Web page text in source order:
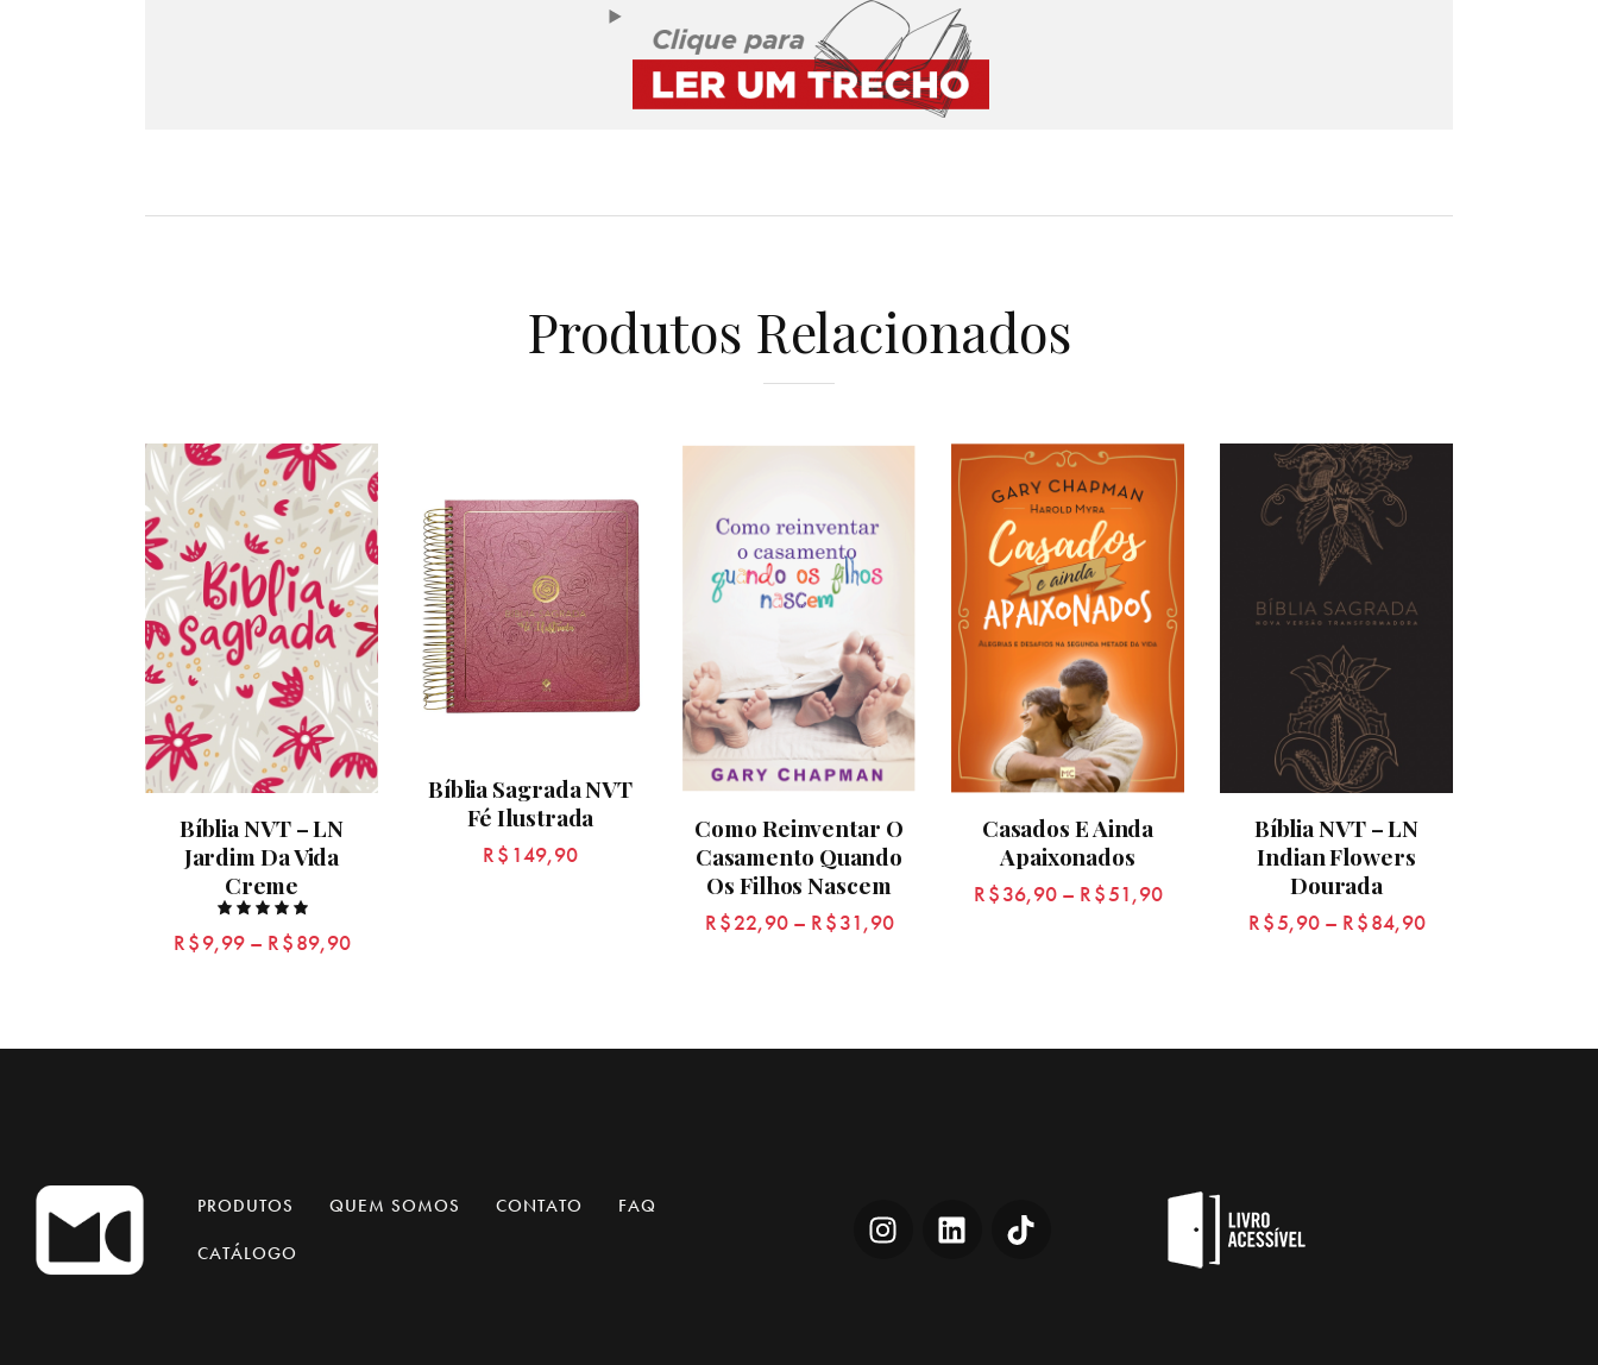
Produtos Relacionados
Bíblia NVT – LN
Jardim Da Vida
Creme
R$9,99– R$89,90
Rated
Bíblia Sagrada NVT
Fé Ilustrada
R$ 149,90
Como Reinventar O
Casamento Quando
Os Filhos Nascem
R$22,90– R$31,90
Casados E Ainda
Apaixonados
R$36,90– R$51,90
Bíblia NVT – LN
Indian Flowers
Dourada
R$5,90– R$84,90
PRODUTOS QUEM SOMOS CONTATO
FAQ
CATÁLOGO